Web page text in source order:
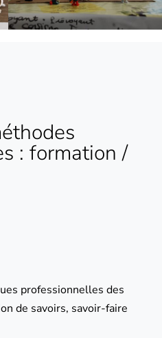
: formation /
professionnelles des
de savoirs, savoir-faire